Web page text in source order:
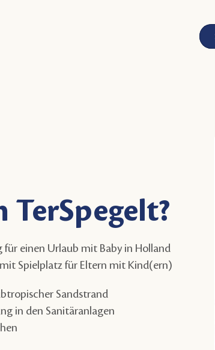
TerSpegelt?
für einen Urlaub mit Baby in Holland
Spielplatz für Eltern mit Kind(ern)
Sandstrand
in den Sanitäranlagen